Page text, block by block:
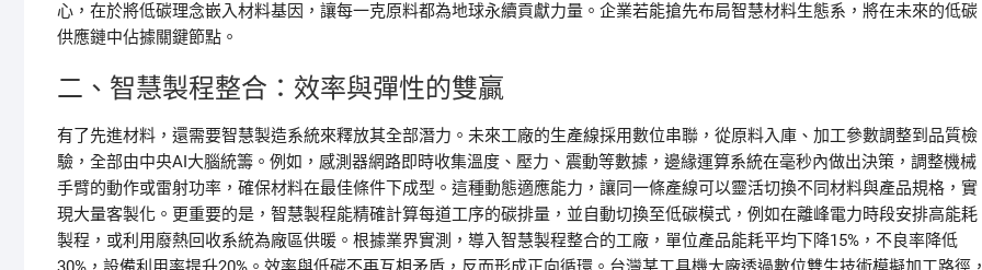
心，在於將低碳理念嵌入材料基因，讓每一克原料都為地球永續貢獻力量。企業若能搶先布局智慧材料生態系，將在未來的低碳
供應鏈中佔據關鍵節點。
二、智慧製程整合：效率與彈性的雙贏
有了先進材料，還需要智慧製造系統來釋放其全部潛力。未來工廠的生產線採用數位串聯，從原料入庫、加工參數調整到品質檢
驗，全部由中央AI大腦統籌。例如，感測器網路即時收集溫度、壓力、震動等數據，邊緣運算系統在毫秒內做出決策，調整機械
手臂的動作或雷射功率，確保材料在最佳條件下成型。這種動態適應能力，讓同一條產線可以靈活切換不同材料與產品規格，實
現大量客製化。更重要的是，智慧製程能精確計算每道工序的碳排量，並自動切換至低碳模式，例如在離峰電力時段安排高能耗
製程，或利用廢熱回收系統為廠區供暖。根據業界實測，導入智慧製程整合的工廠，單位產品能耗平均下降15%，不良率降低